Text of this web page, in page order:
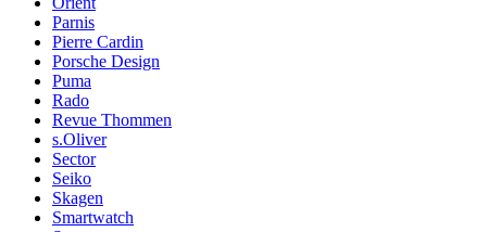
Parnis
Pierre Cardin
Porsche Design
Puma
Rado
Revue Thommen
s.Oliver
Sector
Seiko
Skagen
Smartwatch